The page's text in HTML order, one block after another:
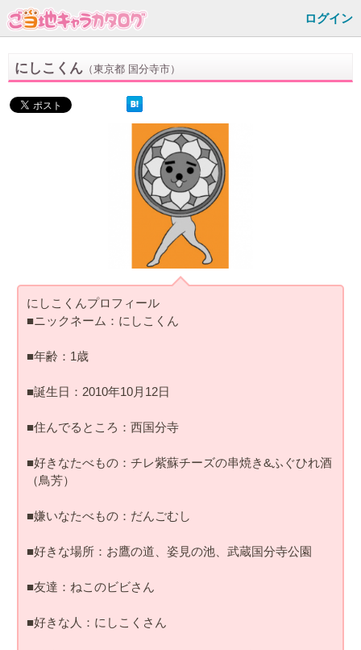
ログイン
にしこくん （東京都 国分寺市）
にしこくんプロフィール
■ニックネーム：にしこくん
■年齢：1歳
■誕生日：2010年10月12日
■住んでるところ：西国分寺
■好きなたべもの：チレ紫蘇チーズの串焼き&ふぐひれ酒
（鳥芳）
■嫌いなたべもの：だんごむし
■好きな場所：お鷹の道、姿見の池、武蔵国分寺公園
■友達：ねこのビビさん
■好きな人：にしこくさん